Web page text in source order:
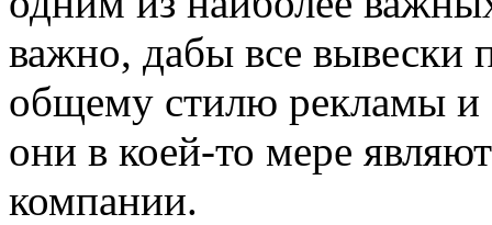
важно, дабы все вывески
общему стилю рекламы и
они в коей-то мере
компании.